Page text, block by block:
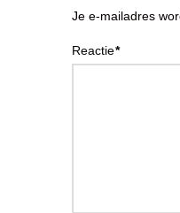
Je e-mailadres
Reactie*